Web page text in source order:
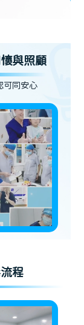
與照顧
可同安心
程